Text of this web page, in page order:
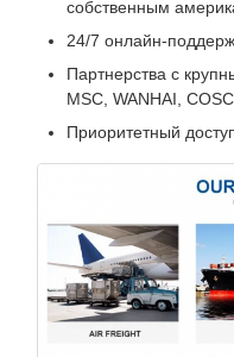
собственным
24/7 онлайн-
Партнерства с
MSC, WANHAI,
Приоритетный